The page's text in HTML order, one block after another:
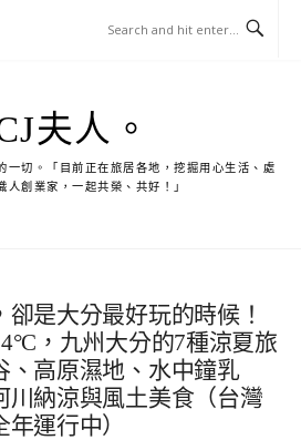
夫人。
一切。「目前正在旅居各地，挖掘用心生活、處
人創業家，一起共榮、共好！」
是大分最好玩的時候！
，九州大分的7種涼夏旅
、高原濕地、水中鐘乳
川納涼與風土美食（台灣
運行中）